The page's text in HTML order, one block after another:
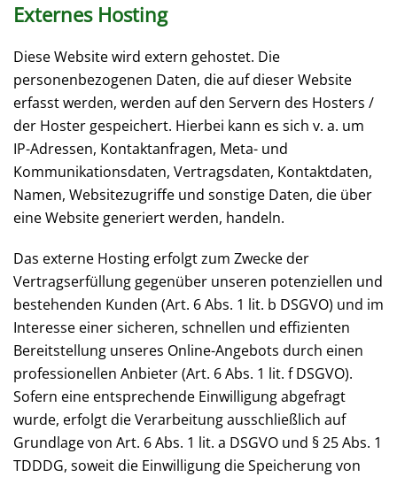
Externes Hosting
Diese Website wird extern gehostet. Die
personenbezogenen Daten, die auf dieser Website
erfasst werden, werden auf den Servern des Hosters /
der Hoster gespeichert. Hierbei kann es sich v. a. um
IP-Adressen, Kontaktanfragen, Meta- und
Kommunikationsdaten, Vertragsdaten, Kontaktdaten,
Namen, Websitezugriffe und sonstige Daten, die über
eine Website generiert werden, handeln.
Das externe Hosting erfolgt zum Zwecke der
Vertragserfüllung gegenüber unseren potenziellen und
bestehenden Kunden (Art. 6 Abs. 1 lit. b DSGVO) und im
Interesse einer sicheren, schnellen und effizienten
Bereitstellung unseres Online-Angebots durch einen
professionellen Anbieter (Art. 6 Abs. 1 lit. f DSGVO).
Sofern eine entsprechende Einwilligung abgefragt
wurde, erfolgt die Verarbeitung ausschließlich auf
Grundlage von Art. 6 Abs. 1 lit. a DSGVO und § 25 Abs. 1
TDDDG, soweit die Einwilligung die Speicherung von